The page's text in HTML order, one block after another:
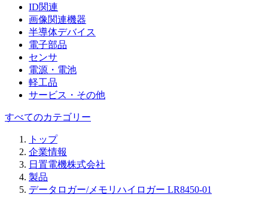
ID関連
画像関連機器
半導体デバイス
電子部品
センサ
電源・電池
軽工品
サービス・その他
すべてのカテゴリー
トップ
企業情報
日置電機株式会社
製品
データロガー/メモリハイロガー LR8450-01